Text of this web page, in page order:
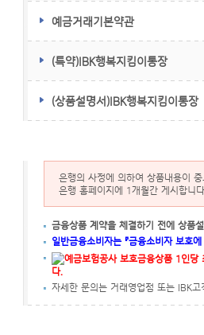
예금거래기본약관
(특약)IBK행복지킴이통장
(상품설명서)IBK행복지킴이통장
은행의 사정에 의하여 상품내용이
은행 홈페이지에 1개월간 게시합니
금융상품 계약을 체결하기 전에 상품
일반금융소비자는 『금융소비자 보호
다.
자세한 문의는 거래영업점 또는 IBK